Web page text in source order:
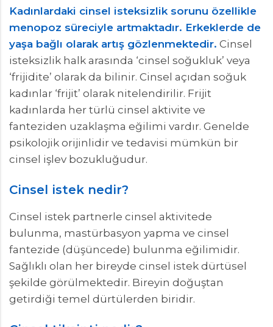
Kadınlardaki cinsel isteksizlik sorunu özellikle
menopoz süreciyle artmaktadır. Erkeklerde de
yaşa bağlı olarak artış gözlenmektedir. Cinsel
isteksizlik halk arasında ‘cinsel soğukluk’ veya
‘frijidite’ olarak da bilinir. Cinsel açıdan soğuk
kadınlar ‘frijit’ olarak nitelendirilir. Frijit
kadınlarda her türlü cinsel aktivite ve
fanteziden uzaklaşma eğilimi vardır. Genelde
psikolojik orijinlidir ve tedavisi mümkün bir
cinsel işlev bozukluğudur.
Cinsel istek nedir?
Cinsel istek partnerle cinsel aktivitede
bulunma, mastürbasyon yapma ve cinsel
fantezide (düşüncede) bulunma eğilimidir.
Sağlıklı olan her bireyde cinsel istek dürtüsel
şekilde görülmektedir. Bireyin doğuştan
getirdiği temel dürtülerden biridir.